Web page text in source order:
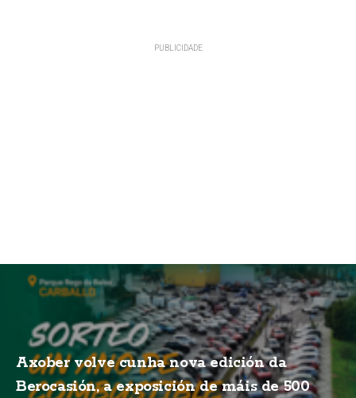
Axober volve cunha nova edición da
Berocasión, a exposición de máis de 500